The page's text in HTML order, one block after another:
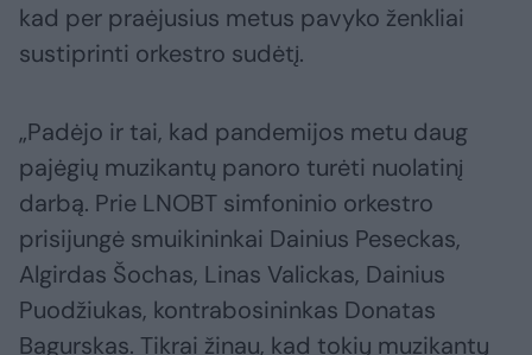
kad per praėjusius metus pavyko ženkliai
sustiprinti orkestro sudėtį.
„Padėjo ir tai, kad pandemijos metu daug
pajėgių muzikantų panoro turėti nuolatinį
darbą. Prie LNOBT simfoninio orkestro
prisijungė smuikininkai Dainius Peseckas,
Algirdas Šochas, Linas Valickas, Dainius
Puodžiukas, kontrabosininkas Donatas
Bagurskas. Tikrai žinau, kad tokių muzikantų